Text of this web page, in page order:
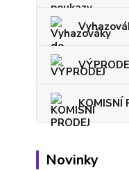
KOMISNÍ
Novinky